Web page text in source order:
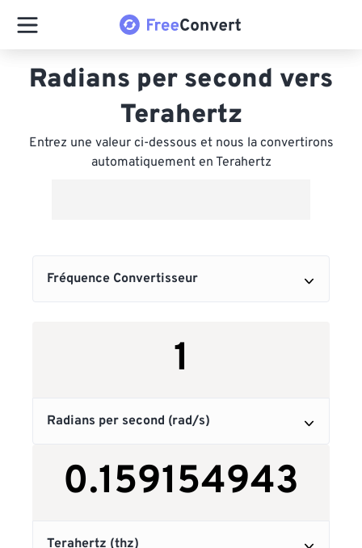
Radians per second vers
Terahertz
Entrez une valeur ci-dessous et nous la convertirons
automatiquement en Terahertz